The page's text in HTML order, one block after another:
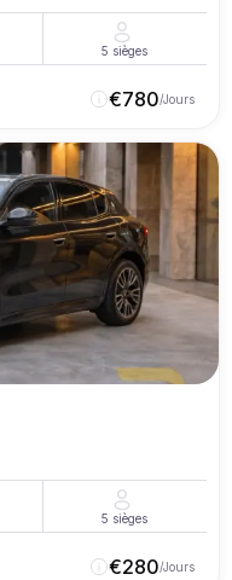
5 sièges
€780/Jours
5 sièges
€280/Jours